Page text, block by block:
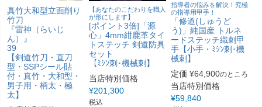
真竹大和型立面削り
竹刀
『雷神（らいじ
ん）』
39
【剣道竹刀・直刀
型・SSPシール貼
付・真竹・大和型・
男子用・柄太・極
太】
【あなたのこだわりを職人
が形にします】
[ポイント3倍]「源
心」4mm紺鹿革タイ
トステッチ 剣道防具
セット
【ﾐｼﾝ刺･機械刺】
当店特別価格
¥201,300
税込
指導者の悩みを解決！究極
の指導用甲手！
「修道(しゅうど
う)」純国産 トルネ
ードステッチ織刺甲
手【小手・ﾐｼﾝ刺･機
械刺】
定価 ¥64,900のところ
当店特別価格
¥59,840